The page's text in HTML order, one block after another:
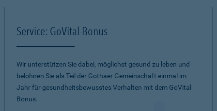
Service: GoVital-Bonus
Wir unterstützen Sie dabei, möglichst gesund zu leben und
belohnen Sie als Teil der Gothaer Gemeinschaft einmal im
Jahr für gesundheitsbewusstes Verhalten mit dem GoVital
Bonus.